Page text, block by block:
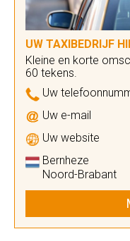
UW TAXIBEDRIJF
Kleine en korte
60 tekens.
Uw
Uw e-mail
Uw website
Bernheze
Noord-Brabant